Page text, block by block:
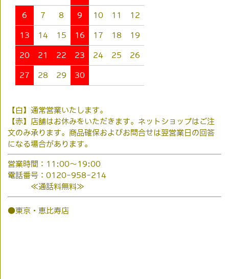
6 7 8 9 10 11 12
13 14 15 16 17 18 19
20 21 22 23 24 25 26
27 28 29 30
【白】通常営業いたします。
【赤】店舗はお休みをいただきます。ネットショップはご注
文のみ承ります。商品確保およびお問合せは翌営業日の回答
になる場合があります。
営業時間：11:00～19:00
電話番号：0120-958-214
≪通話料無料≫
●東京・恵比寿店